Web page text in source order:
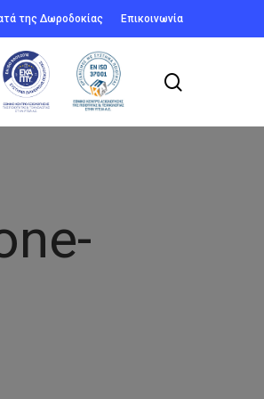
της Δωροδοκίας Επικοινωνία